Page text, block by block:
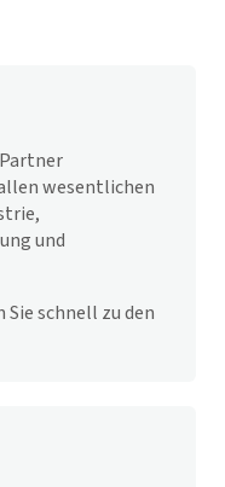
wesentlichen
und
schnell zu den